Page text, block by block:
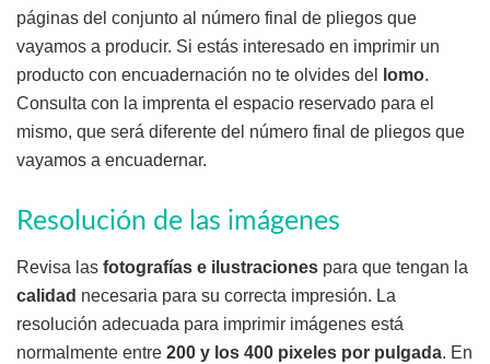
páginas del conjunto al número final de pliegos que
vayamos a producir. Si estás interesado en imprimir un
producto con encuadernación no te olvides del
lomo.
Consulta con la imprenta el espacio reservado para el
mismo, que será diferente del número final de pliegos que
vayamos a encuadernar.
Resolución de las imágenes
Revisa las fotografías e ilustraciones para que tengan la
calidad necesaria para su correcta impresión. La
resolución adecuada para imprimir imágenes está
normalmente entre 200 y los 400 pixeles por pulgada. En